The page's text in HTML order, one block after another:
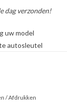
dag verzonden!
uw model
autosleutel
/Afdrukken